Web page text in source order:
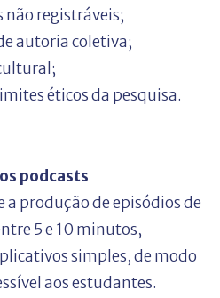
não registráveis;
autoria coletiva;
éticos da pesquisa.
podcasts
produção de episódios de
5 e 10 minutos,
simples, de modo
aos estudantes.